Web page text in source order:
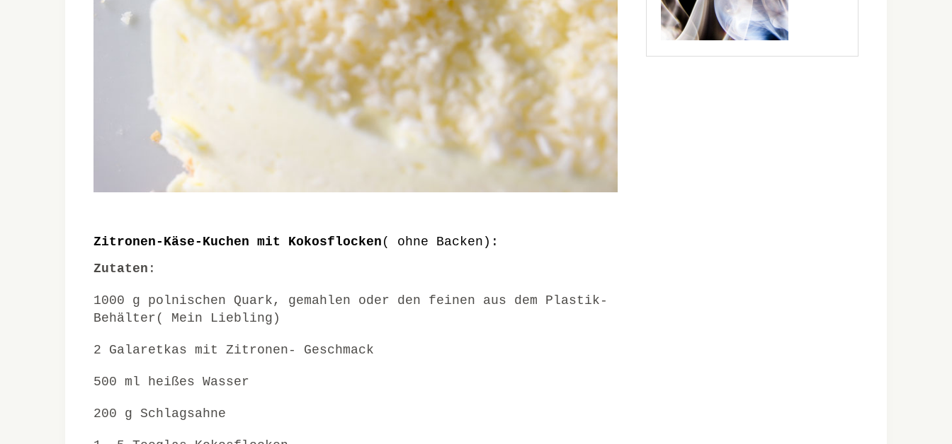
Zitronen-Käse-Kuchen mit Kokosflocken ( ohne Backen):
Zutaten :
1000 g polnischen Quark, gemahlen oder den feinen aus dem Plastik-
Behälter( Mein Liebling)
2 Galaretkas mit Zitronen- Geschmack
500 ml heißes Wasser
200 g Schlagsahne